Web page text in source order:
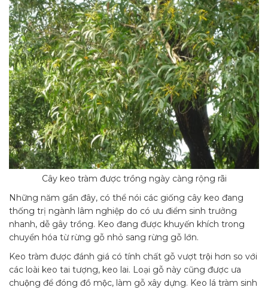
Cây keo tràm được trồng ngày càng rộng rãi
Những năm gần đây, có thể nói các giống cây keo đang
thống trị ngành lâm nghiệp do có ưu điểm sinh trưởng
nhanh, dễ gây trồng. Keo đang được khuyến khích trong
chuyển hóa từ rừng gỗ nhỏ sang rừng gỗ lớn.
Keo tràm được đánh giá có tính chất gỗ vượt trội hơn so với
các loài keo tai tượng, keo lai. Loại gỗ này cũng được ưa
chuộng để đóng đồ mộc, làm gỗ xây dựng. Keo lá tràm sinh